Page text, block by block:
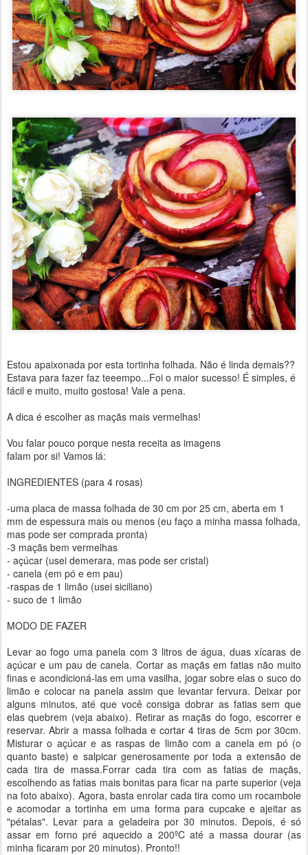
Estou apaixonada por esta tortinha folhada. Não é linda demais??
Estava para fazer faz teeempo...Foi o maior sucesso! É simples, é
fácil e muito, muito gostosa! Vale a pena.
A dica é escolher as maçãs mais vermelhas!
Vou falar pouco porque nesta receita as imagens
falam por si! Vamos lá:
INGREDIENTES (para 4 rosas)
-uma placa de massa folhada de 30 cm por 25 cm, aberta em 1
mm de espessura mais ou menos (eu faço a minha massa folhada,
mas pode ser comprada pronta)
-3 maçãs bem vermelhas
- açúcar (usei demerara, mas pode ser cristal)
- canela (em pó e em pau)
-raspas de 1 limão (usei siciliano)
- suco de 1 limão
MODO DE FAZER
Levar ao fogo uma panela com 3 litros de água, duas xícaras de
açúcar e um pau de canela. Cortar as maçãs em fatias não muito
finas e acondicioná-las em uma vasilha, jogar sobre elas o suco do
limão e colocar na panela assim que levantar fervura. Deixar por
alguns minutos, até que você consiga dobrar as fatias sem que
elas quebrem (veja abaixo). Retirar as maçãs do fogo, escorrer e
reservar. Abrir a massa folhada e cortar 4 tiras de 5cm por 30cm.
Misturar o açúcar e as raspas de limão com a canela em pó (o
quanto baste) e salpicar generosamente por toda a extensão de
cada tira de massa.Forrar cada tira com as fatias de maçãs,
escolhendo as fatias mais bonitas para ficar na parte superior (veja
na foto abaixo). Agora, basta enrolar cada tira como um rocambole
e acomodar a tortinha em uma forma para cupcake e ajeitar as
"pétalas". Levar para a geladeira por 30 minutos. Depois, é só
assar em forno pré aquecido a 200ºC até a massa dourar (as
minha ficaram por 20 minutos). Pronto!!